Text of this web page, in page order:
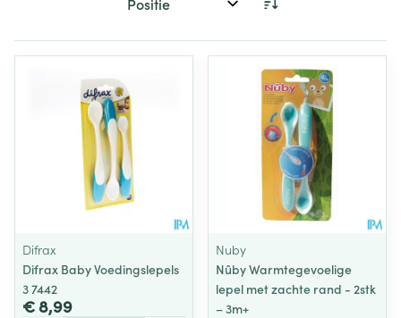
Sorteer op:
Difrax
Difrax Baby Voedingslepels
3 7442
€ 8,99
Nuby
Nûby Warmtegevoelige
lepel met zachte rand - 2stk
– 3m+